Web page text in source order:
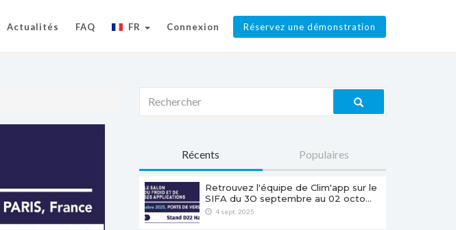
Actualités FAQ FR Connexion Réservez une démonstration
Récents Populaires
Retrouvez l'équipe de Clim'app sur le
SIFA du 3O septembre au 02 octo…
4 sept. 2025